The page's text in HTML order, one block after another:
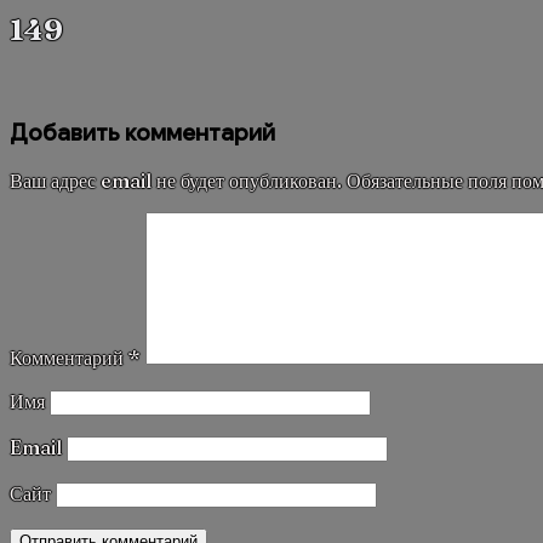
149
Добавить комментарий
Ваш адрес email не будет опубликован. Обязательные поля
Комментарий*
Имя
Email
Сайт